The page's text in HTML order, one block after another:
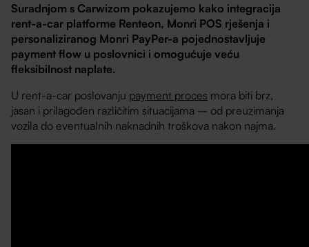
Suradnjom s Carwizom pokazujemo kako integracija
rent-a-car platforme Renteon, Monri POS rješenja i
personaliziranog Monri PayPer-a pojednostavljuje
payment flow u poslovnici i omogućuje veću
fleksibilnost naplate.
U rent-a-car poslovanju payment proces mora biti brz,
jasan i prilagođen različitim situacijama – od preuzimanja
vozila do eventualnih naknadnih troškova nakon najma.